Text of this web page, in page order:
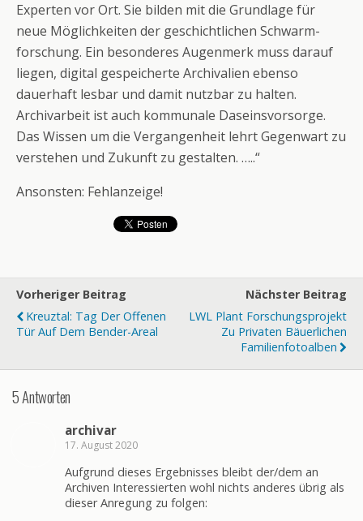
Experten vor Ort. Sie bilden mit die Grundlage für
neue Möglichkeiten der geschichtlichen Schwarm-
forschung. Ein besonderes Augenmerk muss darauf
liegen, digital gespeicherte Archivalien ebenso
dauerhaft lesbar und damit nutzbar zu halten.
Archivarbeit ist auch kommunale Daseinsvorsorge.
Das Wissen um die Vergangenheit lehrt Gegenwart zu
verstehen und Zukunft zu gestalten. …..“
Ansonsten: Fehlanzeige!
Vorheriger Beitrag
Kreuztal: Tag Der Offenen
Tür Auf Dem Bender-Areal
Nächster Beitrag
LWL Plant Forschungsprojekt
Zu Privaten Bäuerlichen
Familienfotoalben
5 Antworten
archivar
17. August 2020
Aufgrund dieses Ergebnisses bleibt der/dem an
Archiven Interessierten wohl nichts anderes übrig als
dieser Anregung zu folgen: